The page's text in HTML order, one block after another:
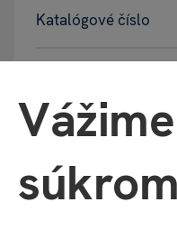
Katalógové číslo